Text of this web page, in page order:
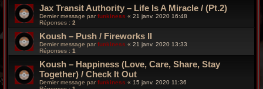
Jax Transit Authority – Life Is A Miracle / (Pt.2)
Dernier message parfunkiness « 21 janv. 2020 16:48
Réponses : 2
Koush ‎– Push / Fireworks II
Dernier message par funkiness « 21 janv. 2020 13:33
Réponses : 1
Koush ‎– Happiness (Love, Care, Share, Stay
Together) / Check It Out
Dernier message par funkiness « 15 janv. 2020 11:36